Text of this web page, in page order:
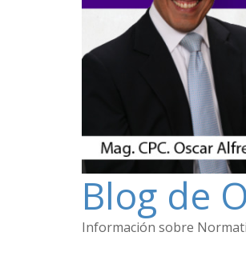
Blog de
Información sobre